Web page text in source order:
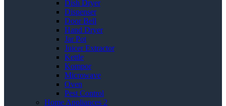
Dish Dryer
Dispenser
Door Bell
Hand Dryer
Jar Pot
Juicer Extractor
Kettle
Kompor
Microwave
Oven
Pest Control
Home Appliances 2